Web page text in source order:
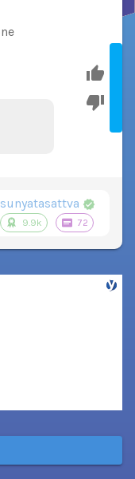
sunyatasattva
9.9k 72